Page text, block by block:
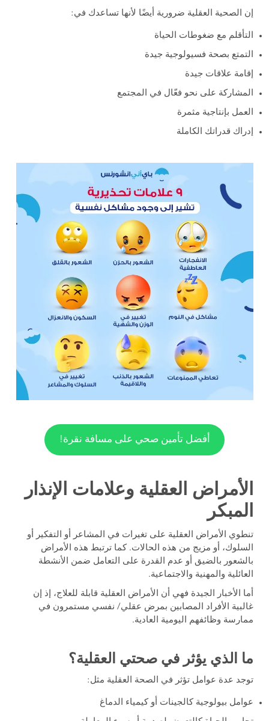
إن الصحية العقلية ضرورية أيضًا لأنها تساعدك في:
التأقلم مع ضغوطات الحياة
التمتع بصحة فسيولوجية جيدة
إقامة علاقات جيدة
المشاركة على نحو فعّال في المجتمع
العمل بإنتاجية مثمرة
إدراك قدراتك الكاملة
أفضل تأمين صحي على مسافة نقرة!
الأمراض العقلية وعلامات الإنذار
المبكر
تنطوي الأمراض العقلية على تغيرات في المشاعر أو التفكير أو
السلوك، أو مزيج من هذه الحالات. كما ترتبط هذه الأمراض
بالشعور بالضيق أو عدم القدرة على التعامل ضمن الأنشطة
العائلية والمهنية والاجتماعية.
أما الأخبار الجيدة فهي أن الأمراض العقلية قابلة للعلاج، إذ إن
غالبية الأفراد المصابين بمرض عقلي/ نفسي مستمرون في
ممارسة وظائفهم اليومية العادية.
ما الذي يؤثر في صحتي العقلية؟
توجد عدة عوامل تؤثر في الصحة العقلية مثل:
عوامل بيولوجية كالجينات أو كيمياء الدماغ